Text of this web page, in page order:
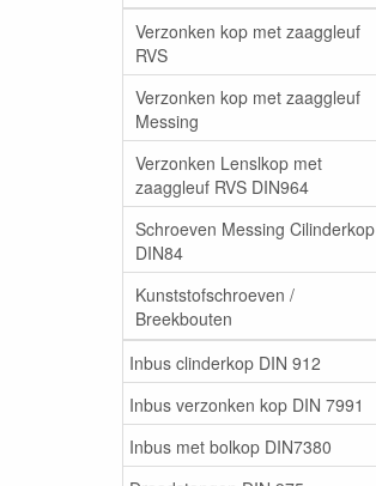
Verzonken kop met zaaggleuf
RVS
Verzonken kop met zaaggleuf
Messing
Verzonken Lenslkop met
zaaggleuf RVS DIN964
Schroeven Messing Cilinderkop
DIN84
Kunststofschroeven /
Breekbouten
Inbus clinderkop DIN 912
Inbus verzonken kop DIN 7991
Inbus met bolkop DIN7380